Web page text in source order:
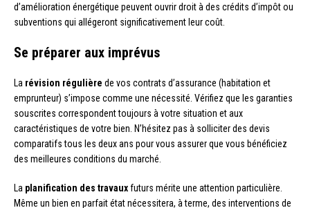
d’amélioration énergétique peuvent ouvrir droit à des crédits d’impôt ou
subventions qui allégeront significativement leur coût.
Se préparer aux imprévus
La révision régulière de vos contrats d’assurance (habitation et
emprunteur) s’impose comme une nécessité. Vérifiez que les garanties
souscrites correspondent toujours à votre situation et aux
caractéristiques de votre bien. N’hésitez pas à solliciter des devis
comparatifs tous les deux ans pour vous assurer que vous bénéficiez
des meilleures conditions du marché.
La planification des travauxfuturs mérite une attention particulière.
Même un bien en parfait état nécessitera, à terme, des interventions de